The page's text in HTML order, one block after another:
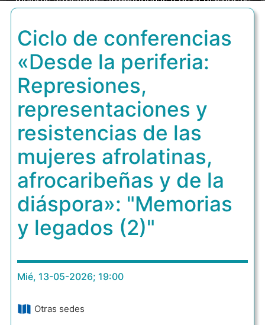
Ciclo de conferencias
«Desde la periferia:
Represiones,
representaciones y
resistencias de las
mujeres afrolatinas,
afrocaribeñas y de la
diáspora»: "Memorias
y legados (2)"
Mié, 13-05-2026; 19:00
Otras sedes